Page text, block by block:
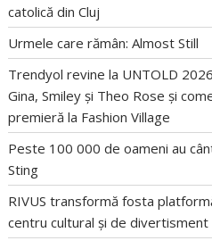
catolică din Cluj
Urmele care rămân: Almost Still
Trendyol revine la UNTOLD
Gina, Smiley și Theo Rose și
premieră la Fashion Village
Peste 100 000 de oameni au
Sting
RIVUS transformă fosta
centru cultural și de divertisment